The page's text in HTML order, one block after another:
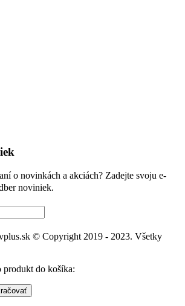
o novinkách a akciách? Zadejte svoju e-
noviniek.
© Copyright 2019 - 2023. Všetky
produkt do košíka: